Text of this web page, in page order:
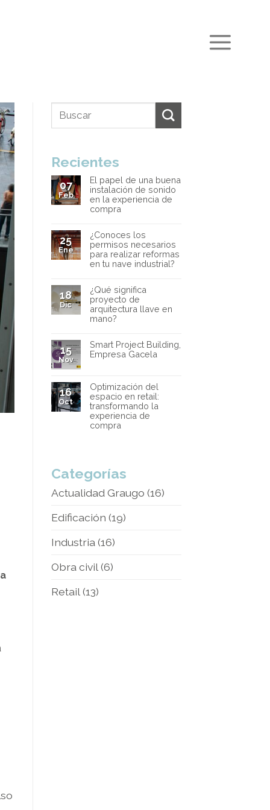
Recientes
07
Feb
El papel de una buena
instalación de sonido
en la experiencia de
compra
25
Ene
¿Conoces los
permisos necesarios
para realizar reformas
en tu nave industrial?
18
Dic
¿Qué significa
proyecto de
arquitectura llave en
mano?
15
Nov
Smart Project Building,
Empresa Gacela
16
Oct
Optimización del
espacio en retail:
transformando la
experiencia de
compra
Categorías
Actualidad Graugo (16)
Edificación (19)
Industria (16)
Obra civil (6)
Retail (13)